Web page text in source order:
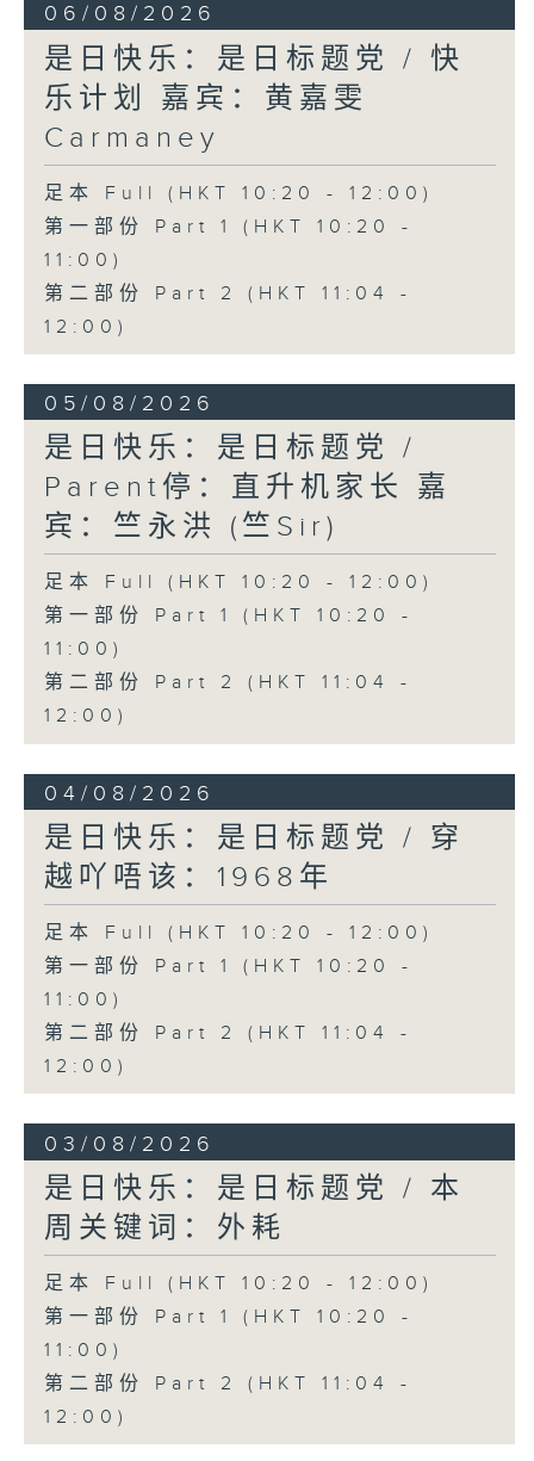
06/08/2026
是日快乐：是日标题党 / 快
乐计划 嘉宾：黄嘉雯
Carmaney
足本 Full (HKT 10:20 - 12:00)
第一部份 Part 1 (HKT 10:20 -
11:00)
第二部份 Part 2 (HKT 11:04 -
12:00)
05/08/2026
是日快乐：是日标题党 /
Parent停：直升机家长 嘉
宾：竺永洪 (竺Sir)
足本 Full (HKT 10:20 - 12:00)
第一部份 Part 1 (HKT 10:20 -
11:00)
第二部份 Part 2 (HKT 11:04 -
12:00)
04/08/2026
是日快乐：是日标题党 / 穿
越吖唔该：1968年
足本 Full (HKT 10:20 - 12:00)
第一部份 Part 1 (HKT 10:20 -
11:00)
第二部份 Part 2 (HKT 11:04 -
12:00)
03/08/2026
是日快乐：是日标题党 / 本
周关键词：外耗
足本 Full (HKT 10:20 - 12:00)
第一部份 Part 1 (HKT 10:20 -
11:00)
第二部份 Part 2 (HKT 11:04 -
12:00)